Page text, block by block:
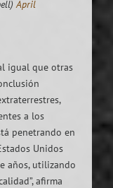
April
igual que otras
a los
penetrando en
Unidos
años, utilizando
afirma